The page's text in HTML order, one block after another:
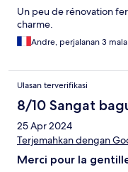
Un peu de rénovation
charme.
Andre, perjalanan 3
Ulasan terverifikasi
8/10 Sangat
25 Apr 2024
Terjemahkan dengan
Merci pour la